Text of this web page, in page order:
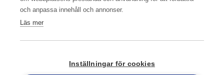
Integritetspolicy
och anpassa innehåll och annonser.
Läs mer
Inställningar för cookies